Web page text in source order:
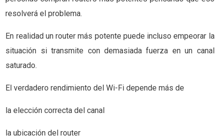
resolverá el problema.
En realidad un router más potente puede incluso empeorar la
situación si transmite con demasiada fuerza en un canal
saturado.
El verdadero rendimiento del Wi-Fi depende más de
la elección correcta del canal
la ubicación del router